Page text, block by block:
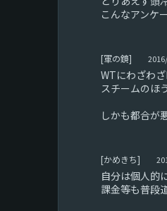
こんなアンケ
[軍の鏡]
WTにわざわ
スチームのほ
しかも都合が
[かめきち]
自分は個人的
課金等も普段